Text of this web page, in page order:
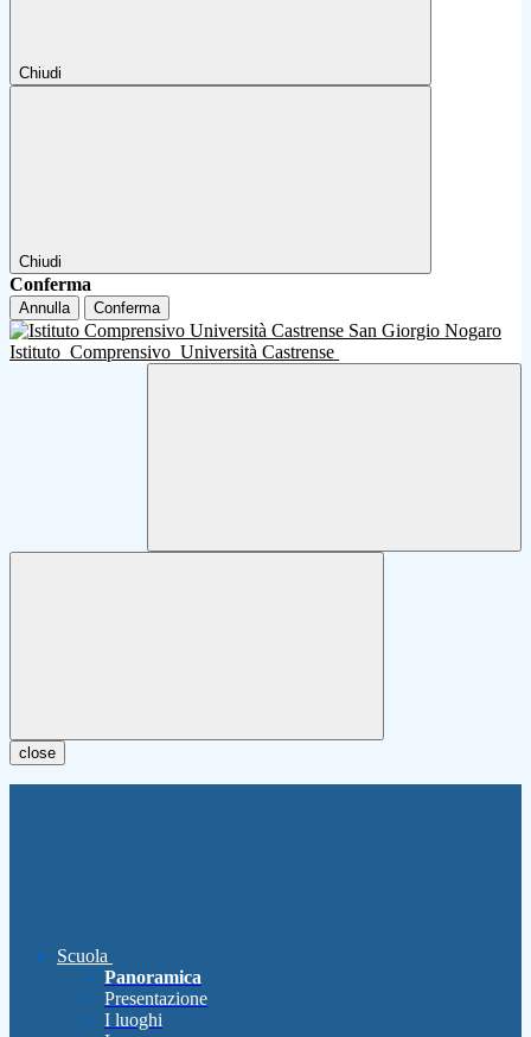
Chiudi
Chiudi
Conferma
Annulla Conferma
Istituto Comprensivo Università Castrense
close
Scuola
Panoramica
Presentazione
I luoghi